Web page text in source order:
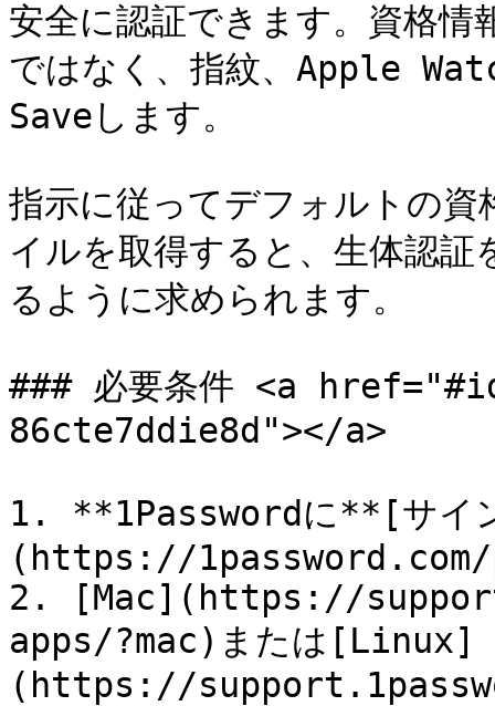
安全に認証できます。資格
ではなく、指紋、Apple
Saveします。
指示に従ってデフォルトの
イルを取得すると、生体認
るように求められます。
### 必要条件 <a
86cte7ddie8d"></a>
1. **1Passwordに**[サイ
(https://
2. [Mac](https://
apps/?mac)または[Linux]
(https://